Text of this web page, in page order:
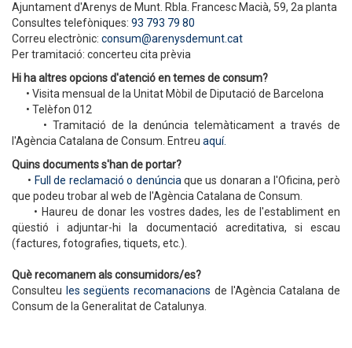
Ajuntament d'Arenys de Munt. Rbla. Francesc Macià, 59, 2a planta
Consultes telefòniques: 93 793 79 80
Correu electrònic: consum@arenysdemunt.cat
Per tramitació: concerteu cita prèvia
Hi ha altres opcions d'atenció en temes de consum?
• Visita mensual de la Unitat Mòbil de Diputació de Barcelona
• Telèfon 012
• Tramitació de la denúncia telemàticament a través de
l'Agència Catalana de Consum. Entreu aquí.
Quins documents s'han de portar?
• Full de reclamació o denúncia que us donaran a l'Oficina, però
que podeu trobar al web de l'Agència Catalana de Consum.
• Haureu de donar les vostres dades, les de l'establiment en
qüestió i adjuntar-hi la documentació acreditativa, si escau
(factures, fotografies, tiquets, etc.).
Què recomanem als consumidors/es?
Consulteu les següents recomanacions de l'Agència Catalana de
Consum de la Generalitat de Catalunya.